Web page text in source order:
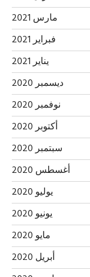
مارس 2021
فبراير 2021
يناير 2021
ديسمبر 2020
نوفمبر 2020
أكتوبر 2020
سبتمبر 2020
أغسطس 2020
يوليو 2020
يونيو 2020
مايو 2020
أبريل 2020